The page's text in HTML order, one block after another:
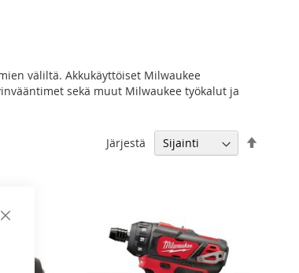
Sulje
väliltä. Akkukäyttöiset Milwaukee
sekä muut Milwaukee työkalut ja
Järjestä